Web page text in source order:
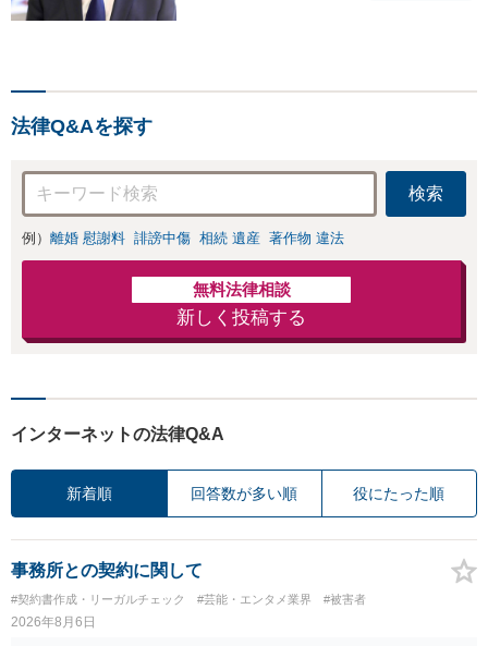
法律Q&Aを探す
検索
例） 離婚 慰謝料 誹謗中傷 相続 遺産 著作物 違法
無料法律相談
新しく投稿する
インターネットの法律Q&A
新着順 回答数が多い順 役にたった順
事務所との契約に関して
#契約書作成・リーガルチェック #芸能・エンタメ業界 #被害者
2026年8月6日